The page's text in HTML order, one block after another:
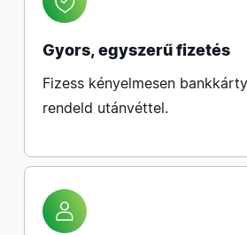
Gyors, egyszerű fizetés
Fizess kényelmesen
rendeld utánvéttel.